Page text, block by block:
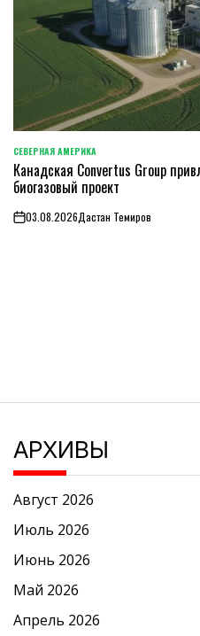
ОПУБЛИКОВАНО
В
СЕВЕРНАЯ АМЕРИКА
Канадская Convertus Group
биогазовый проект
on03.08.2026Дастан Темиров
АРХИВЫ
Август 2026
Июль 2026
Июнь 2026
Май 2026
Апрель 2026